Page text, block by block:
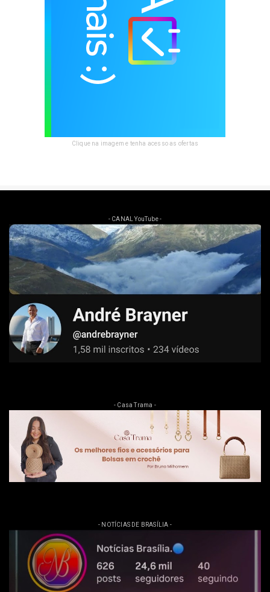
Clique na imagem e tenha acesso as ofertas
- CANAL YouTube -
- Casa Trama -
- NOTÍCIAS DE BRASÍLIA -